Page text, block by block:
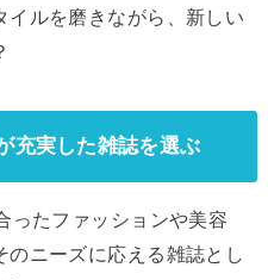
イルを磨きながら、新しい
充実した雑誌を選ぶ
ったファッションや美容
ニーズに応える雑誌とし